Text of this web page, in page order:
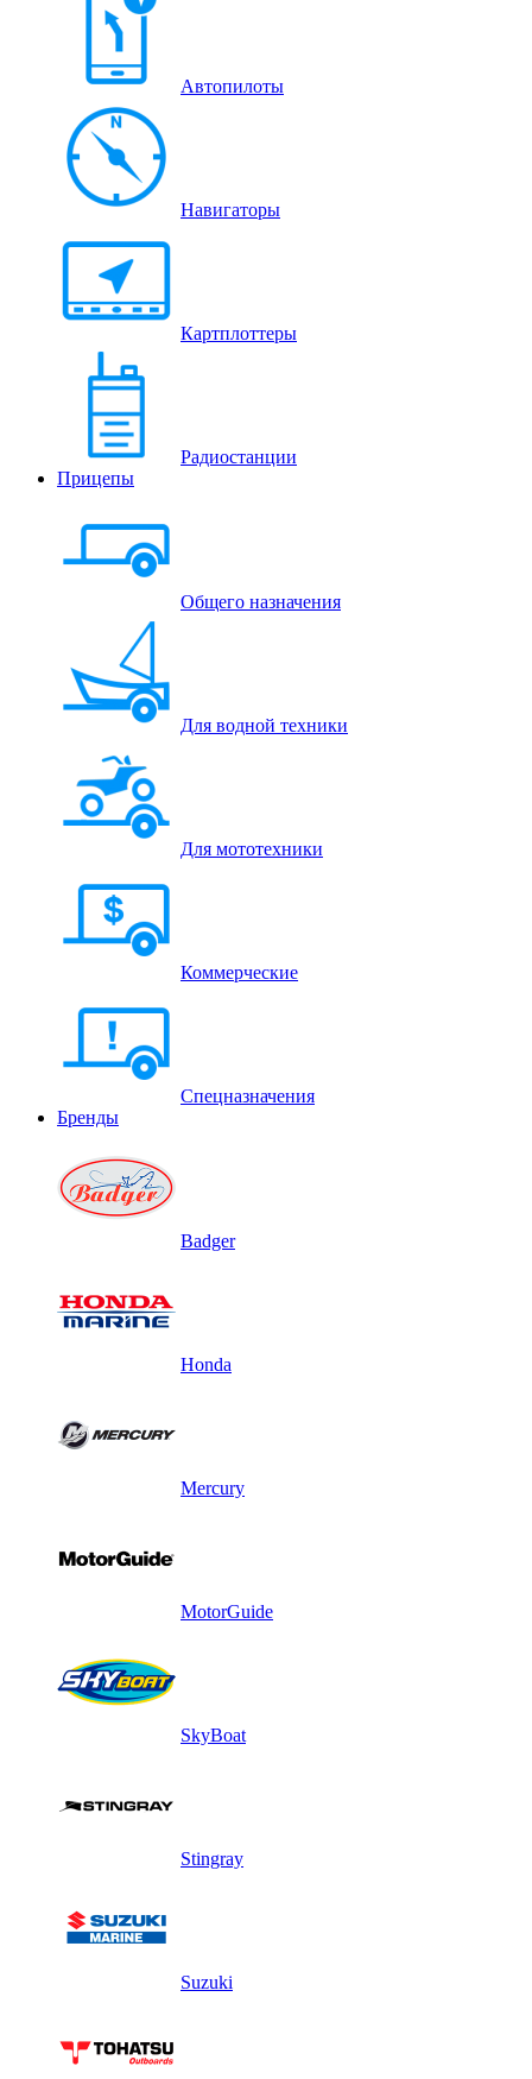
Автопилоты
Навигаторы
Картплоттеры
Радиостанции
Прицепы
Общего назначения
Для водной техники
Для мототехники
Коммерческие
Спецназначения
Бренды
Badger
Honda
Mercury
MotorGuide
SkyBoat
Stingray
Suzuki